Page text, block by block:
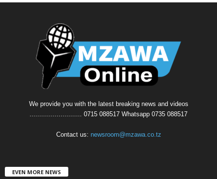
We provide you with the latest breaking news and videos
........................... 0715 088517 Whatsapp 0735 088517
Contact us: newsroom@mzawa.co.tz
EVEN MORE NEWS